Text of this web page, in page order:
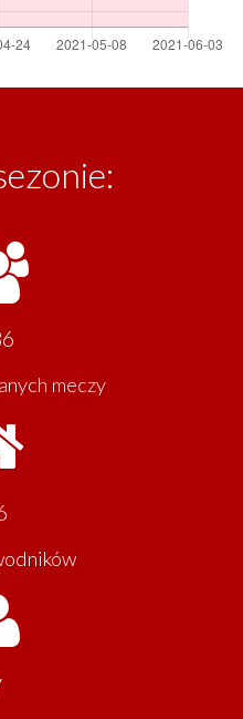
meczy